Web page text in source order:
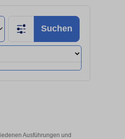
Suchen
Ausführungen und